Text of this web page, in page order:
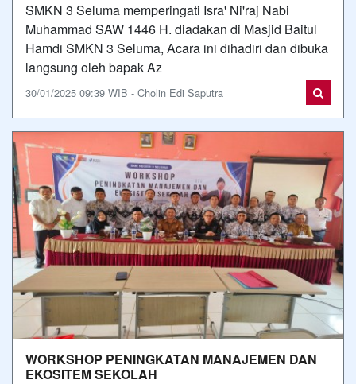
SMKN 3 Seluma memperingati Isra' Ni'raj Nabi
Muhammad SAW 1446 H. diadakan di Masjid Baitul
Hamdi SMKN 3 Seluma, Acara ini dihadiri dan dibuka
langsung oleh bapak Az
30/01/2025 09:39 WIB - Cholin Edi Saputra
WORKSHOP PENINGKATAN MANAJEMEN DAN
EKOSITEM SEKOLAH